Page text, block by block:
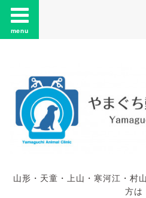
menu
山形・天童・上山・寒河江・村
方は